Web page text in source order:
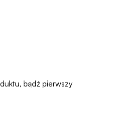
bądź pierwszy